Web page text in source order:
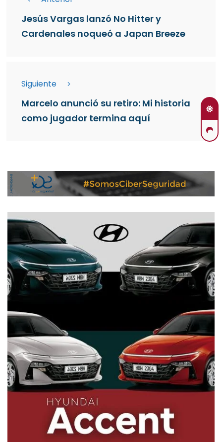
Jesús Vargas lanzó No Hitter y
Cardenales noqueó a Japan Breeze
Siguiente
Marcelo anunció su retiro: Mi historia
como jugador termina aquí